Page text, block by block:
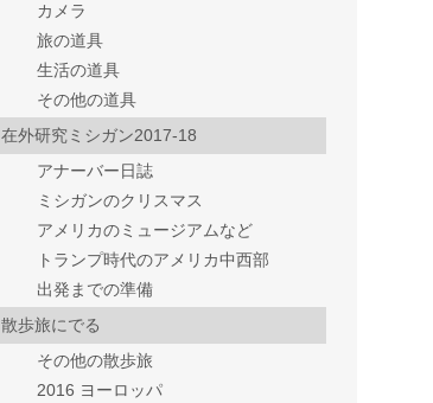
カメラ
旅の道具
生活の道具
その他の道具
在外研究ミシガン2017-18
アナーバー日誌
ミシガンのクリスマス
アメリカのミュージアムなど
トランプ時代のアメリカ中西部
出発までの準備
散歩旅にでる
その他の散歩旅
2016 ヨーロッパ